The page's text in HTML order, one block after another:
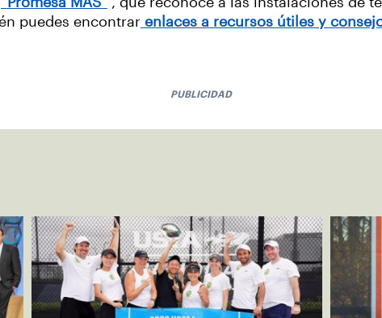
puedes encontrar enlaces a recursos útiles y
PUBLICIDAD